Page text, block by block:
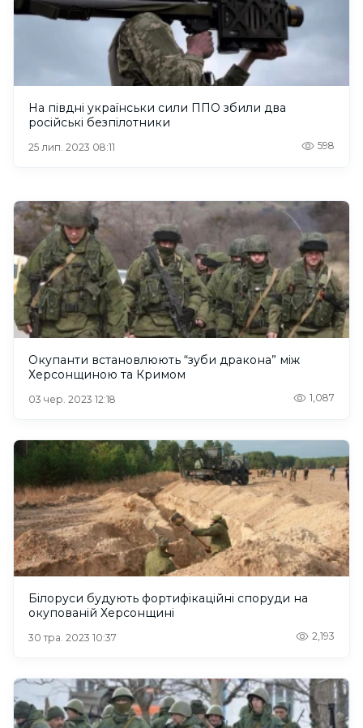
На півдні українськи сили ППО збили два
російські безпілотники
25 лип. 2023 08:11 598
Окупанти встановлюють “зуби дракона” між
Херсонщиною та Кримом
03 чер. 2023 12:18 1,087
Білоруси будують фортифікаційні споруди на
окупованій Херсонщині
30 тра. 2023 10:37 2,193